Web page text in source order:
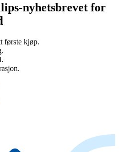
nyhetsbrevet for
første kjøp.